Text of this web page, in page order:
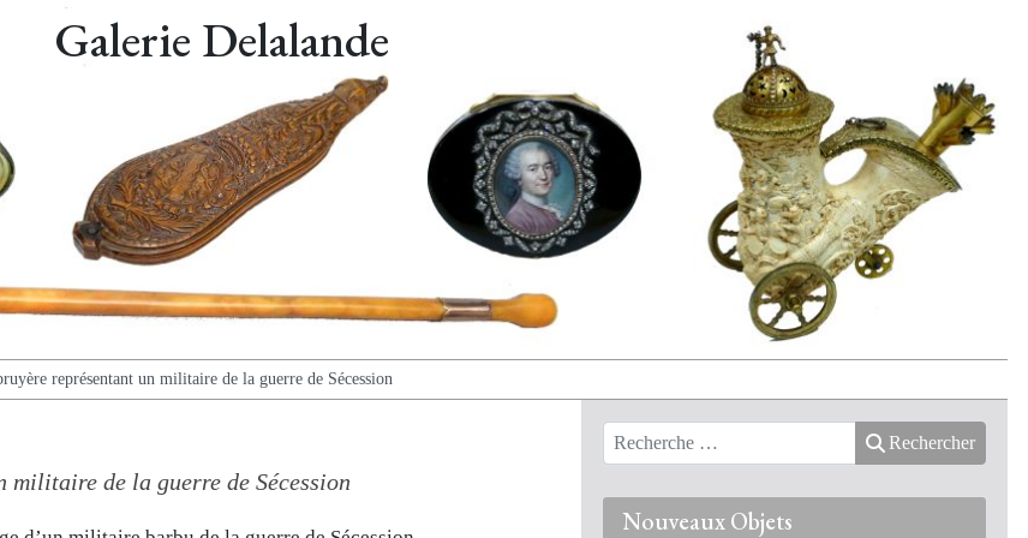
Galerie Delalande
représentant un militaire de la guerre de Sécession
militaire de la guerre de Sécession
Rechercher
Nouveaux Objets